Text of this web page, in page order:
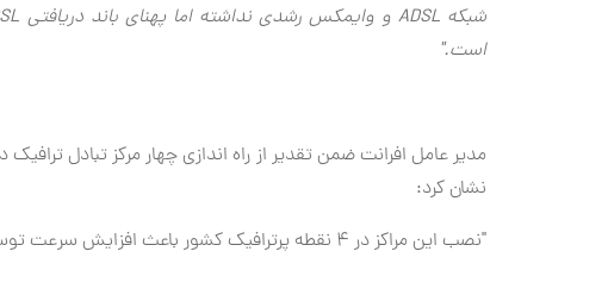
شبکه ADSL و وایمکس رشدی نداشته اما پهنای باند دریافتی
است."
مدیر عامل افرانت ضمن تقدیر از راه اندازی چهار مرکز تبادل
نشان کرد:
"نصب این مراکز در ۴ نقطه پرترافیک کشور باعث افزایش سرعت توسعه می‌شود